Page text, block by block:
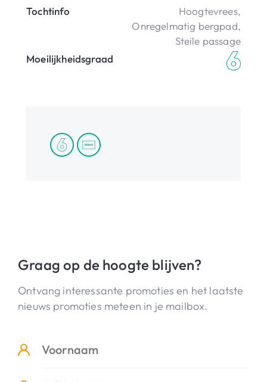
Tochtinfo
Hoogtevrees,
Onregelmatig bergpad,
Steile passage
Moeilijkheidsgraad
Graag op de hoogte blijven?
Ontvang interessante promoties en het laatste
nieuws promoties meteen in je mailbox.